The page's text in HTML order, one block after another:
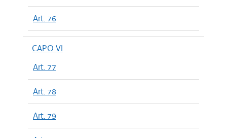
Art. 76
CAPO VI
Art. 77
Art. 78
Art. 79